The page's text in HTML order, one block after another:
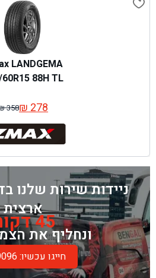
LANDGEMA
88H TL
358
₪ 358.
₪278
₪ 278.
ניידות שירות שלנו
ארצית
45 דקות
ונחליף את
*חייגו עכשיו: 9096